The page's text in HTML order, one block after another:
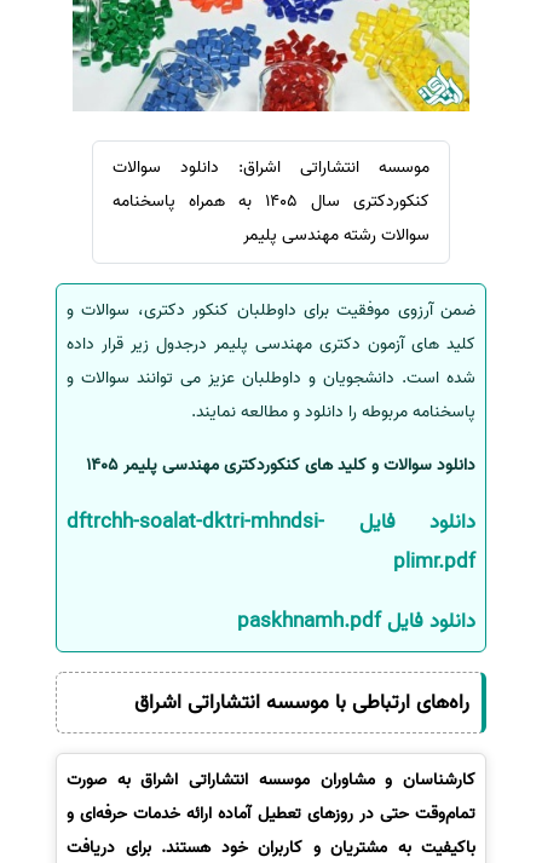
ترجمه عربی به فارسی
مشاهده همه زبان ها
سفارش ویرایش
سفارش پارافریز
سفارش فرمت‌بندی
سفارش کاهش کمیت
سفارش معرفی مجله
سفارش معرفی مقاله
سفارش معرفی کتاب
سفارش چکیده مبسوط
سفارش ترجمه مولتی‌مدیا
سفارش گویندگی
سفارش تولید محتوا
سفارش ترجمه همزمان
سفارش تهیه کاورلتر
موسسه انتشاراتی اشراق: دانلود سوالات
کنکوردکتری سال 1405 به همراه پاسخنامه
سوالات رشته مهندسی پلیمر
ضمن آرزوی موفقیت برای داوطلبان کنکور دکتری، سوالات و
کلید های آزمون دکتری مهندسی پلیمر درجدول زیر قرار داده
شده است. دانشجویان و داوطلبان عزیز می توانند سوالات و
پاسخنامه مربوطه را دانلود و مطالعه نمایند.
دانلود سوالات و کلید های کنکوردکتری مهندسی پلیمر 1405
دانلود فایل dftrchh-soalat-dktri-mhndsi-
plimr.pdf
دانلود فایل paskhnamh.pdf
راه‌های ارتباطی با موسسه انتشاراتی اشراق
کارشناسان و مشاوران موسسه انتشاراتی اشراق به صورت
تمام‌وقت حتی در روزهای تعطیل آماده ارائه خدمات حرفه‌ای و
باکیفیت به مشتریان و کاربران خود هستند. برای دریافت